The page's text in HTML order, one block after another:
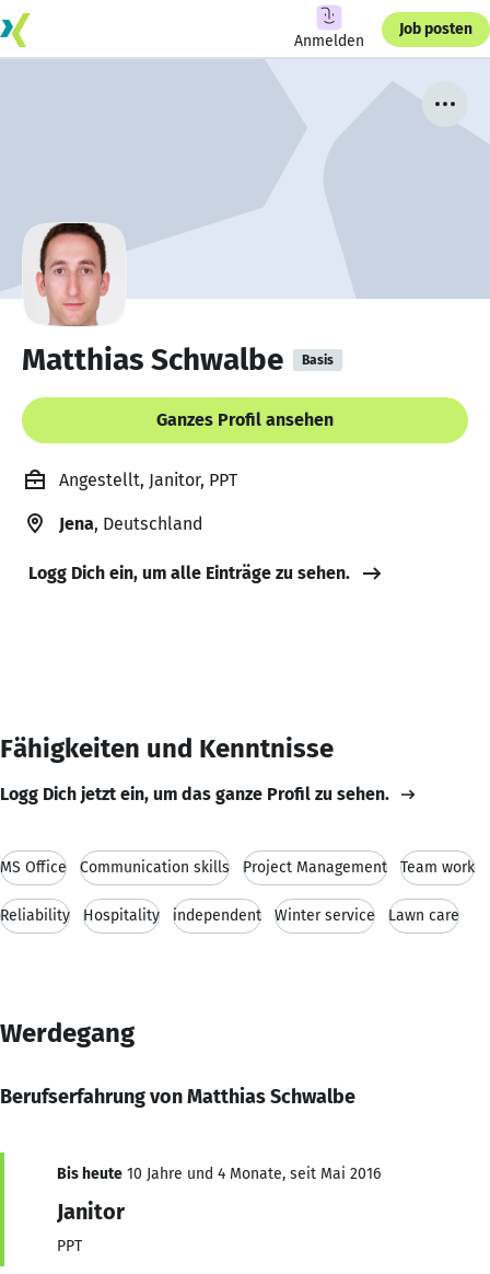
Anmelden
Job posten
Matthias Schwalbe Basis
Ganzes Profil ansehen
Angestellt, Janitor, PPT
Jena, Deutschland
Logg Dich ein, um alle Einträge zu sehen.
Fähigkeiten und Kenntnisse
Logg Dich jetzt ein, um das ganze Profil zu sehen.
MS Office Communication skills Project Management Team work
Reliability Hospitality independent Winter service Lawn care
Werdegang
Berufserfahrung von Matthias Schwalbe
Bis heute 10 Jahre und 4 Monate, seit Mai 2016
Janitor
PPT